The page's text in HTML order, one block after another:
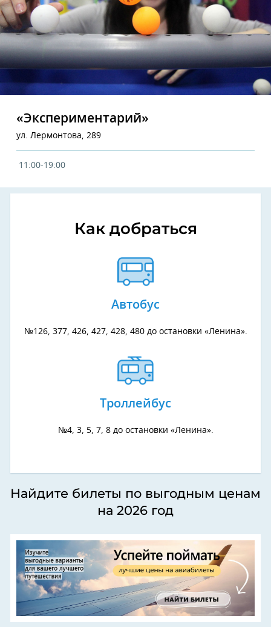
«Экспериментарий»
ул. Лермонтова, 289
11:00-19:00
Как добраться
Автобус
№126, 377, 426, 427, 428, 480 до остановки «Ленина».
Троллейбус
№4, 3, 5, 7, 8 до остановки «Ленина».
Найдите билеты по выгодным ценам
на 2026 год